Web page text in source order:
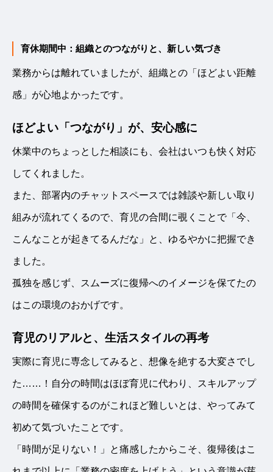
育休期間中：組織とのつながりと、新しい気づき
業務からは離れていましたが、組織との「ほどよい距離
感」が心地よかったです。
ほどよい「つながり」が、安心感に
休業中のちょっとした相談にも、会社はいつも快く対応
してくれました。
また、部署内のチャットスペースでは雑談や新しい取り
組みが流れてくるので、育児の合間に覗くことで「今、
こんなことが起きてるんだな」と、ゆるやかに把握でき
ました。
孤独を感じず、スムーズに復帰へのイメージを保てたの
はこの環境のおかげです。
育児のリアルと、生活スタイルの再考
実際に育児に専念してみると、想像を絶する大変さでし
た……！自分の時間はほぼ育児に代わり、スキルアップ
の時間を確保するのがこれほど難しいとは、やってみて
初めて気づいたことです。
「時間が足りない！」と痛感したからこそ、復帰後はこ